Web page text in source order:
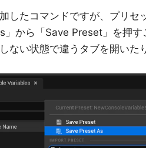
したコマンドですが、プリセ
」から「Save Preset」を押す
ない状態で違うタブを開い